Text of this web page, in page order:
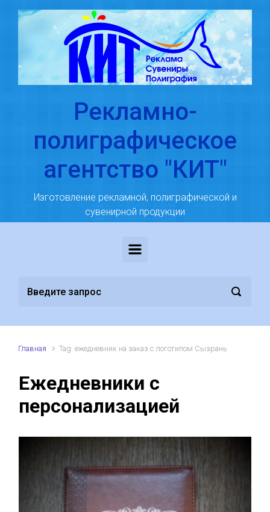
Skip to main content
Рекламно-
полиграфическое
агентство "КИТ"
Изготовление рекламной, полиграфической и
сувенирной продукции
Главная Tag: ежедневник на заказ с логотипом Сызрань
Ежедневники с
персонализацией